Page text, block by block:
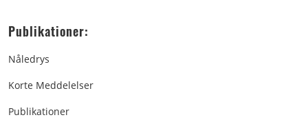
Publikationer:
Nåledrys
Korte Meddelelser
Publikationer